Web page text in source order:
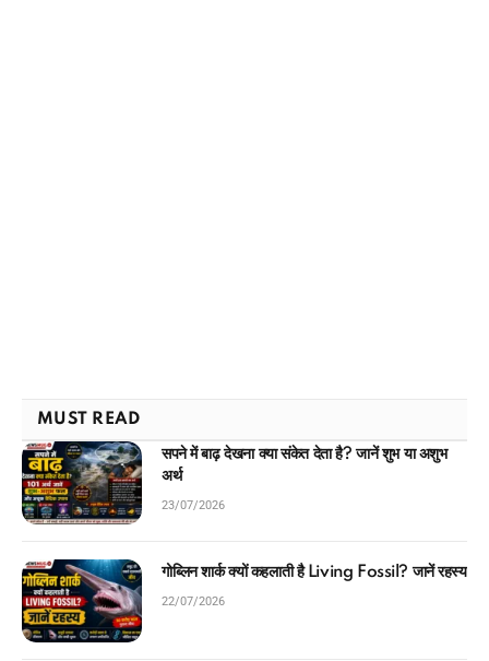
MUST READ
सपने में बाढ़ देखना क्या संकेत देता है? जानें शुभ या अशुभ
अर्थ
गोब्लिन शार्क क्यों कहलाती है Living Fossil? जानें रहस्य